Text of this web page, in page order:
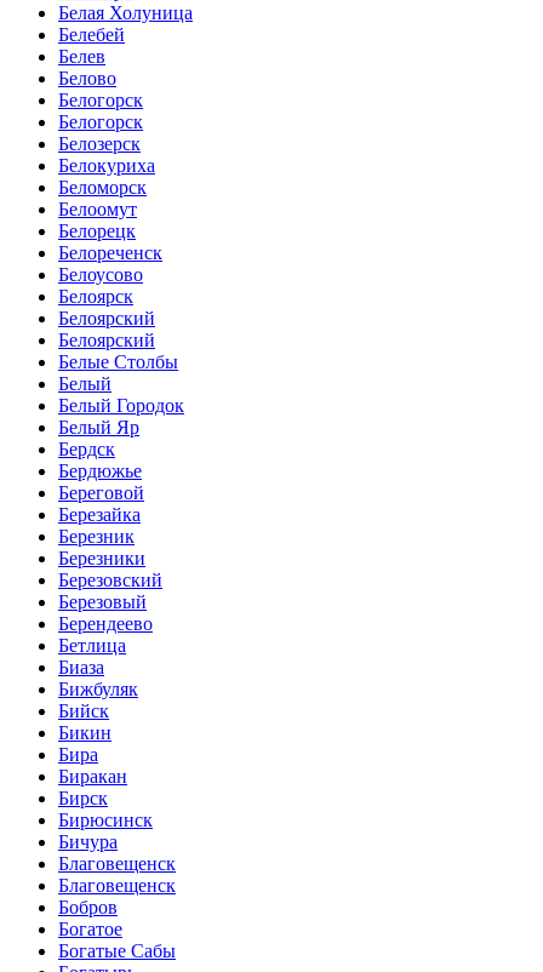
Белая Холуница
Белебей
Белев
Белово
Белогорск
Белогорск
Белозерск
Белокуриха
Беломорск
Белоомут
Белорецк
Белореченск
Белоусово
Белоярск
Белоярский
Белоярский
Белые Столбы
Белый
Белый Городок
Белый Яр
Бердск
Бердюжье
Береговой
Березайка
Березник
Березники
Березовский
Березовый
Берендеево
Бетлица
Биаза
Бижбуляк
Бийск
Бикин
Бира
Биракан
Бирск
Бирюсинск
Бичура
Благовещенск
Благовещенск
Бобров
Богатое
Богатые Сабы